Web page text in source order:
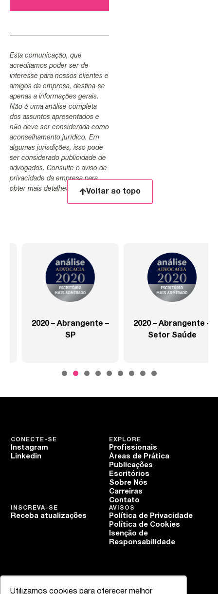
Utilizamos cookies para oferecer melhor
Esta comunicação, que
acreditamos poder ser de
interesse para nossos clientes e
amigos da empresa, destina-se
apenas a informações gerais.
Não é uma análise completa
dos assuntos apresentados e
não deve ser considerada como
aconselhamento jurídico. Em
algumas jurisdições, isso pode
ser considerado publicidade de
advogados. Consulte o aviso de
privacidade da empresa para
obter mais detalhes.
Voltar ao topo
2020 – Abrangente –
2020 – Abrangente –
Setor Saúde
EXPLORE
Profissionais
Áreas de Prática
Publicações
Escritórios
Sobre Nós
Carreiras
Contato
CONECTE-SE
Instagram
Linkedin
AVISOS
Política de Privacidade
Política de Cookies
Isenção de
Responsabilidade
INSCREVA-SE
Receba atualizações